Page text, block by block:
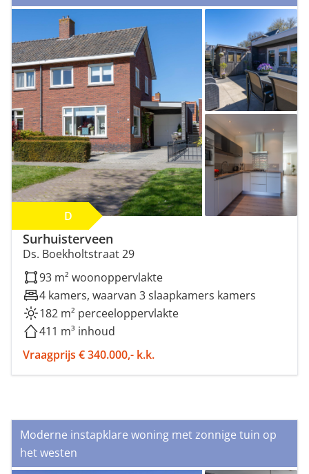
D
Surhuisterveen
Ds. Boekholtstraat 29
93 m² woonoppervlakte
4 kamers, waarvan 3 slaapkamers kamers
182 m² perceeloppervlakte
411 m³ inhoud
Vraagprijs € 340.000,- k.k.
Moderne instapklare woning met zonnige tuin op
het westen